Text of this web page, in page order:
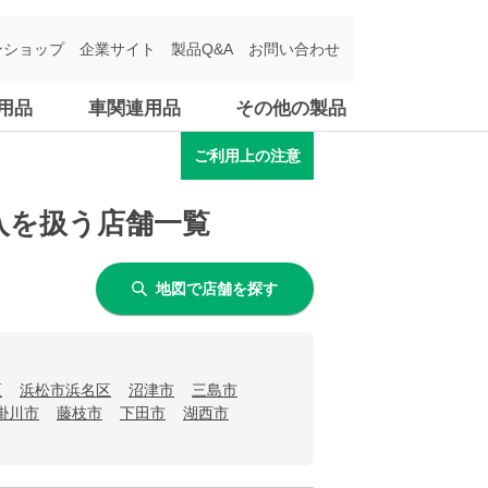
品 車関連用品 その他の製品
ョップ 企業サイト 製品Q&A お問い合わせ
ご利用上の注意
扱う店舗一覧
地図で店舗を探す
浜松市浜名区 沼津市
三島市
川市 藤枝市 下田市
湖西市